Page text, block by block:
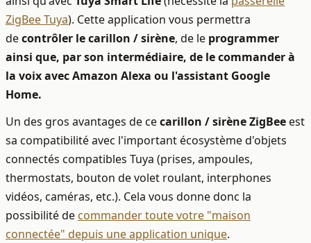
ZigBee Tuya). Cette application vous permettra
decontrôler le carillon / sirène, de le programmer
ainsi que, par son intermédiaire, de le commander à
la voix avec Amazon Alexa ou l'assistant Google
Home.
Un des gros avantages de cecarillon / sirène ZigBeeest
sa compatibilité avec l'important écosystème d'objets
connectés compatibles Tuya (prises, ampoules,
thermostats, bouton de volet roulant, interphones
vidéos, caméras, etc.). Cela vous donne donc la
possibilité de commander toute votre "maison
connectée" depuis une application unique.